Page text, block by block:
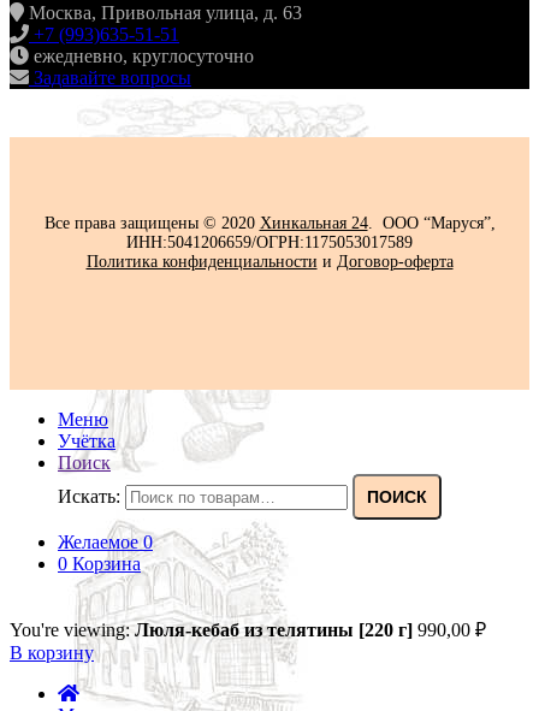
Москва, Привольная улица, д. 63
+7 (993)635-51-51
ежедневно, круглосуточно
Задавайте вопросы
Все права защищены © 2020 Хинкальная 24. ООО “Маруся”,
ИНН:5041206659/ОГРН:1175053017589
Политика конфиденциальности‍ и Договор-оферта
Меню
Учётка
Поиск
Искать:
ПОИСК
Желаемое 0
0 Корзина
You're viewing:Люля-кебаб из телятины [220 г] 990,00 ₽
В корзину